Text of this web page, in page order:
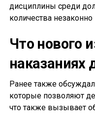
дисциплины среди
количества
Что нового
наказаниях
Ранее также
которые позволяют
что также вызывает